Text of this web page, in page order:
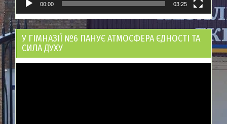
00:00 03:25
У ГІМНАЗІЇ №6 ПАНУЄ АТМОСФЕРА ЄДНОСТІ ТА
СИЛА ДУХУ